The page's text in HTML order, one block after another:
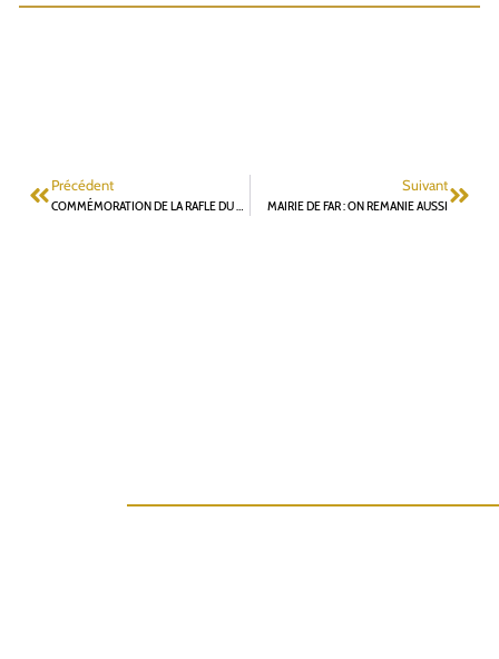
Précédent
COMMÉMORATION DE LA RAFLE DU VEL D’HIV
Suivant
MAIRIE DE FAR : ON REMANIE AUSSI